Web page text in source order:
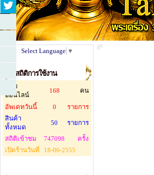
Select Language ▼
สถิติการใช้งาน
ผู้ชม
ออนไลน์
168 คน
อัพเดทวันนี้ 0
รายการ
สินค้า
ทั้งหมด
50 รายการ
สถิติเข้าชม 747098
ครั้ง
เปิดร้านวันที่
18-06-2555